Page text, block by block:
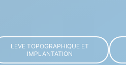
LEVE TOPOGRAPHIQUE ET
IMPLANTATION